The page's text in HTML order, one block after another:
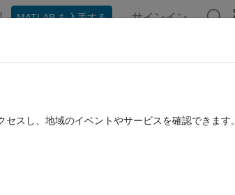
MATLAB を入手する サインイン
output in matlab version
スし、地域のイベントやサービスを確認できま